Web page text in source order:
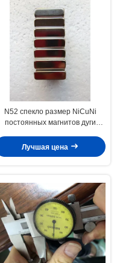
N52 спекло размер NiCuNi
постоянных магнитов дуги
заказ
Лучшая цена